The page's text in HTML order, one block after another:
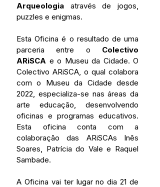
Arqueologia através de jogos,
puzzles e enigmas.
Esta Oficina é o resultado de uma
parceria entre o Colectivo
ARiSCA e o Museu da Cidade. O
Colectivo ARiSCA, o qual colabora
com o Museu da Cidade desde
2022, especializa-se nas áreas da
arte educação, desenvolvendo
oficinas e programas educativos.
Esta oficina conta com a
colaboração das ARiSCAs Inês
Soares, Patrícia do Vale e Raquel
Sambade.
A Oficina vai ter lugar no dia 21 de